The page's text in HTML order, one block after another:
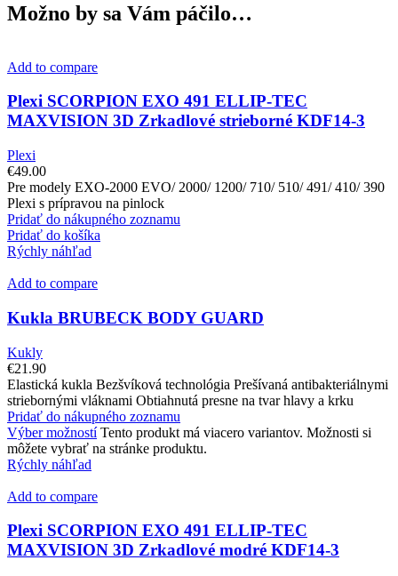
Možno by sa Vám páčilo…
Add to compare
Plexi SCORPION EXO 491 ELLIP-TEC
MAXVISION 3D Zrkadlové strieborné KDF14-3
Plexi
€49.00
Pre modely EXO-2000 EVO/ 2000/ 1200/ 710/ 510/ 491/ 410/ 390
Plexi s prípravou na pinlock
Pridať do nákupného zoznamu
Pridať do košíka
Rýchly náhľad
Add to compare
Kukla BRUBECK BODY GUARD
Kukly
€21.90
Elastická kukla Bezšvíková technológia Prešívaná antibakteriálnymi
striebornými vláknami Obtiahnutá presne na tvar hlavy a krku
Pridať do nákupného zoznamu
Výber možností Tento produkt má viacero variantov. Možnosti si
môžete vybrať na stránke produktu.
Rýchly náhľad
Add to compare
Plexi SCORPION EXO 491 ELLIP-TEC
MAXVISION 3D Zrkadlové modré KDF14-3